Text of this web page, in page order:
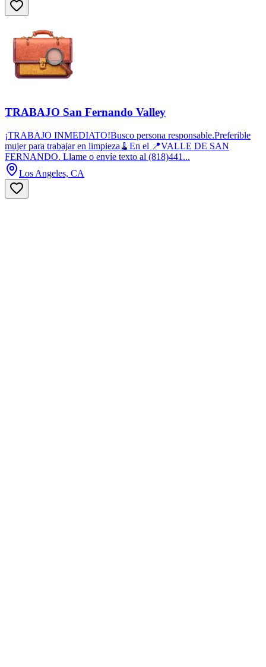
TRABAJO San Fernando Valley
¡TRABAJO INMEDIATO!Busco persona responsable.Preferible
mujer para trabajar en limpieza🧹En el 📍VALLE DE SAN
FERNANDO. Llame o envíe texto al (818)441...
Los Angeles, CA